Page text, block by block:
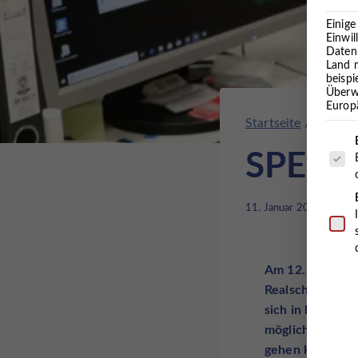
Startseite / Presse
11. Januar 2019
Am 12.
Realschule
sich in lockeren
gehen kann,
Land
Es